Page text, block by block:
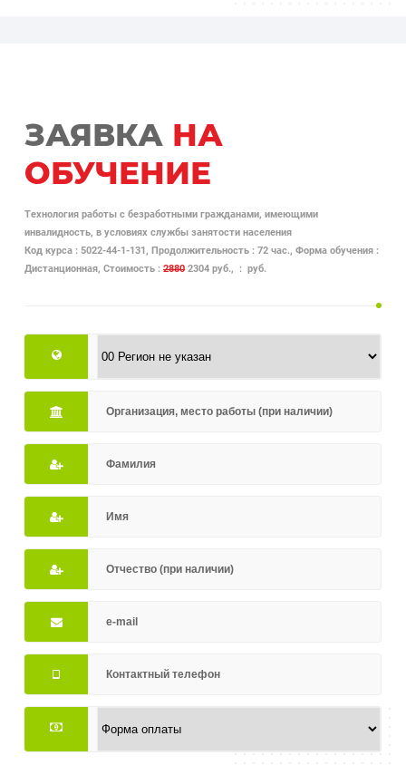
ЗАЯВКА НА
ОБУЧЕНИЕ
Технология работы с безработными гражданами, имеющими
инвалидность, в условиях службы занятости населения
Код курса : 5022-44-1-131, Продолжительность : 72 час., Форма обучения :
Дистанционная, Стоимость :28802304 руб., : руб.